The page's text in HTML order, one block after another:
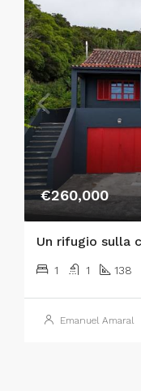
€260,000
1 1 138
Emanuel Amaral